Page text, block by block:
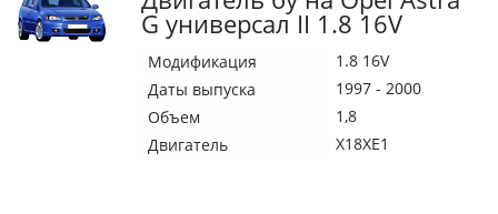
G универсал II 1.8 16V
Модификация
1.8 16V
Даты выпуска
1997 - 2000
Объем
1,8
Двигатель
X18XE1